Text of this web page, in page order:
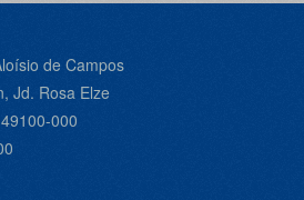
de Campos
Jd. Rosa Elze
000